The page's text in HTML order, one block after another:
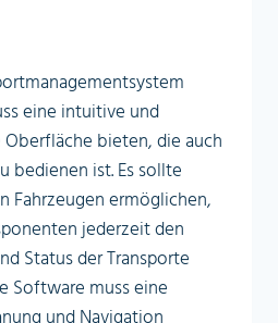
eine intuitive und
bieten, die auch
bedienen ist. Es sollte
Fahrzeugen ermöglichen,
jederzeit den
Status der Transporte
Software muss eine